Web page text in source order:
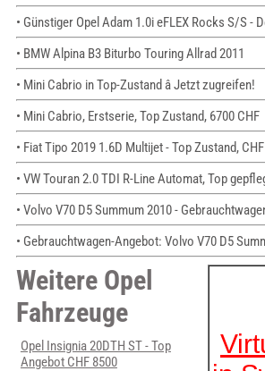
• Günstiger Opel Adam 1.0i eFLEX Rocks S/S -
• BMW Alpina B3 Biturbo Touring Allrad 2011
• Mini Cabrio in Top-Zustand â Jetzt zugreifen!
• Mini Cabrio, Erstserie, Top Zustand, 6700 CHF
• Fiat Tipo 2019 1.6D Multijet - Top Zustand,
• VW Touran 2.0 TDI R-Line Automat, Top
• Volvo V70 D5 Summum 2010 -
• Gebrauchtwagen-Angebot: Volvo V70 D5
Weitere Opel
Fahrzeuge
Opel Insignia 20DTH ST - Top
Angebot CHF 8500